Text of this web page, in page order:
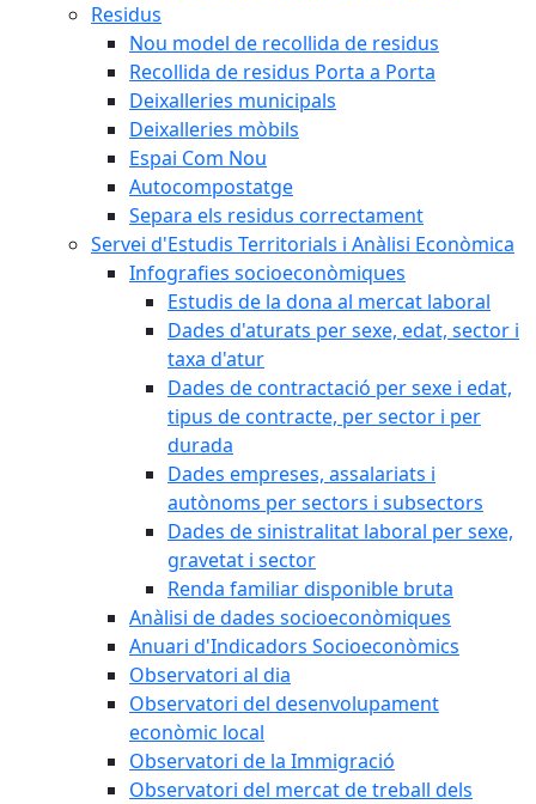
Residus
Nou model de recollida de residus
Recollida de residus Porta a Porta
Deixalleries municipals
Deixalleries mòbils
Espai Com Nou
Autocompostatge
Separa els residus correctament
Servei d'Estudis Territorials i Anàlisi Econòmica
Infografies socioeconòmiques
Estudis de la dona al mercat laboral
Dades d'aturats per sexe, edat, sector i
taxa d'atur
Dades de contractació per sexe i edat,
tipus de contracte, per sector i per
durada
Dades empreses, assalariats i
autònoms per sectors i subsectors
Dades de sinistralitat laboral per sexe,
gravetat i sector
Renda familiar disponible bruta
Anàlisi de dades socioeconòmiques
Anuari d'Indicadors Socioeconòmics
Observatori al dia
Observatori del desenvolupament
econòmic local
Observatori de la Immigració
Observatori del mercat de treball dels